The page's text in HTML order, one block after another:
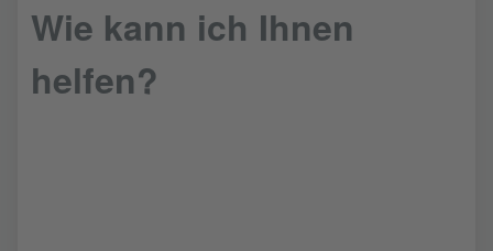
Wie kann ich Ihnen
helfen?